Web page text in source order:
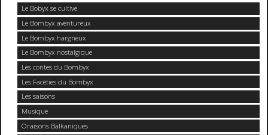
Le Bobyx se cultive
Le Bombyx aventureux
Le Bombyx hargneux
Le Bombyx nostalgique
Les contes du Bombyx
Les Facéties du Bombyx
Les saisons
Musique
Oraisons Balkaniques